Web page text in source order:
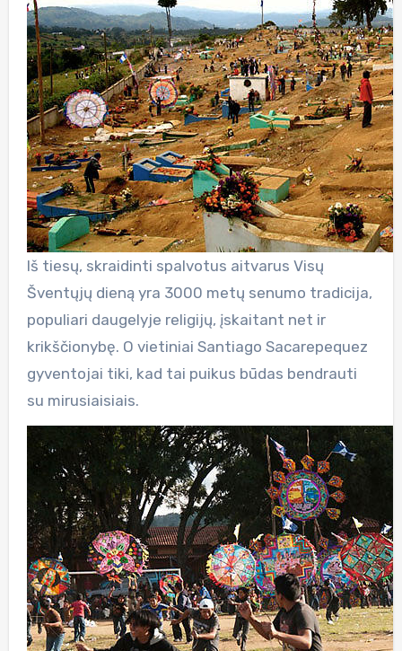
Iš tiesų, skraidinti spalvotus aitvarus Visų
Šventųjų dieną yra 3000 metų senumo tradicija,
populiari daugelyje religijų, įskaitant net ir
krikščionybę. O vietiniai Santiago Sacarepequez
gyventojai tiki, kad tai puikus būdas bendrauti
su mirusiaisiais.